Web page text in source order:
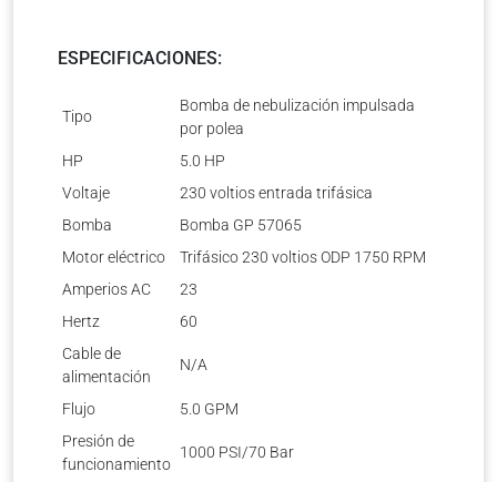
ESPECIFICACIONES:
Tipo
Bomba de nebulización impulsada
por polea
HP
5.0 HP
Voltaje
230 voltios entrada trifásica
Bomba
Bomba GP 57065
Motor eléctrico
Trifásico 230 voltios ODP 1750 RPM
Amperios AC
23
Hertz
60
Cable de
alimentación
N/A
Flujo
5.0 GPM
Presión de
funcionamiento
1000 PSI/70 Bar